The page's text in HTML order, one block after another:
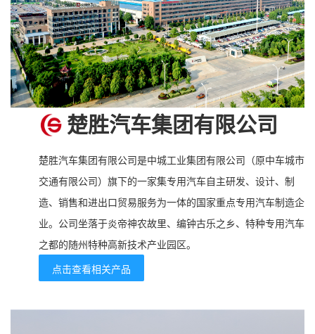
楚胜汽车集团有限公司
楚胜汽车集团有限公司是中城工业集团有限公司（原中车城市
交通有限公司）旗下的一家集专用汽车自主研发、设计、制
造、销售和进出口贸易服务为一体的国家重点专用汽车制造企
业。公司坐落于炎帝神农故里、编钟古乐之乡、特种专用汽车
之都的随州特种高新技术产业园区。
点击查看相关产品